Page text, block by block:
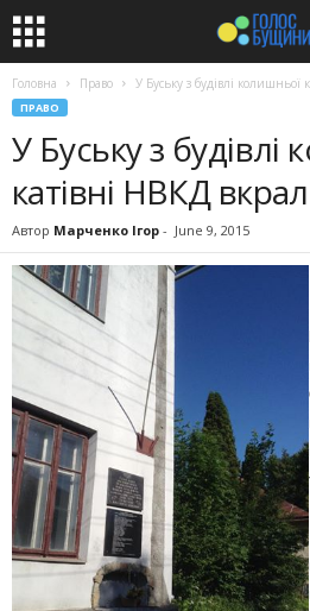
Головна Право У Буську з будівлі
ПРАВО
У Буську з будівлі
катівні НВКД
Автор Марченко Ігор - June 9, 2015